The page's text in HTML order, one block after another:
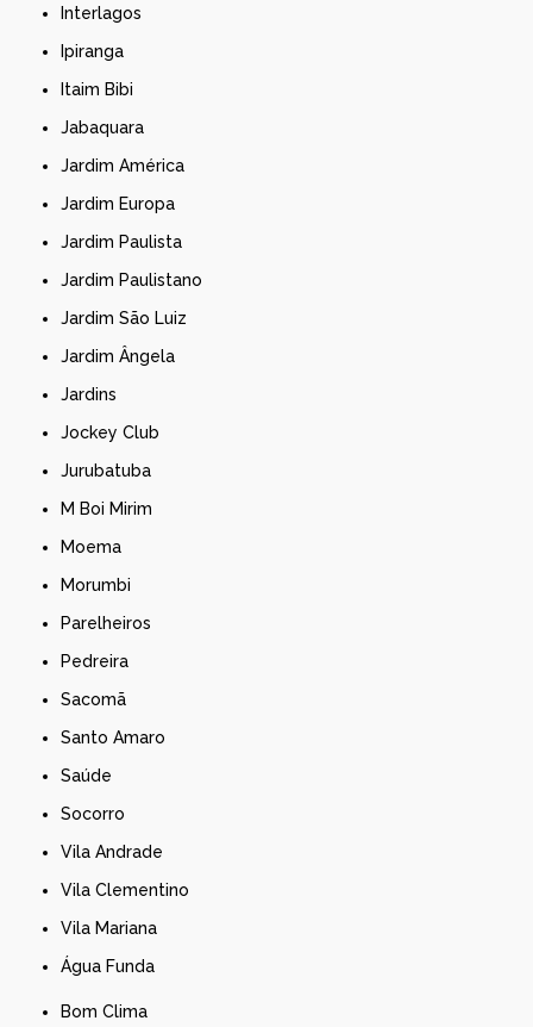
Interlagos
Ipiranga
Itaim Bibi
Jabaquara
Jardim América
Jardim Europa
Jardim Paulista
Jardim Paulistano
Jardim São Luiz
Jardim Ângela
Jardins
Jockey Club
Jurubatuba
M Boi Mirim
Moema
Morumbi
Parelheiros
Pedreira
Sacomã
Santo Amaro
Saúde
Socorro
Vila Andrade
Vila Clementino
Vila Mariana
Água Funda
Bom Clima